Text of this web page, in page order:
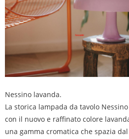
Nessino lavanda.
La storica lampada da tavolo
con il nuovo e raffinato colore
una gamma cromatica che spazia